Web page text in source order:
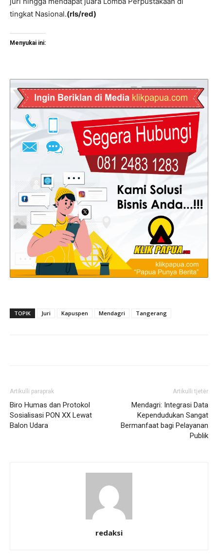
tingkat Nasional.(rls/red)
Menyukai ini:
TOPIK Juri Kapuspen Mendagri Tangerang
Artikulli paraprak
Biro Humas dan Protokol
Sosialisasi PON XX Lewat
Balon Udara
Artikulli tjetër
Mendagri: Integrasi Data
Kependudukan Sangat
Bermanfaat bagi Pelayanan
Publik
redaksi